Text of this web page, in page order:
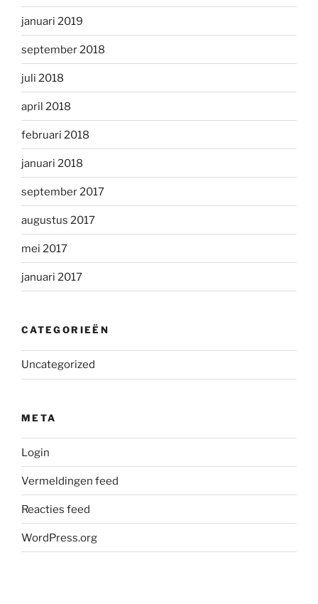
januari 2019
september 2018
juli 2018
april 2018
februari 2018
januari 2018
september 2017
augustus 2017
mei 2017
januari 2017
CATEGORIEËN
Uncategorized
META
Login
Vermeldingen feed
Reacties feed
WordPress.org